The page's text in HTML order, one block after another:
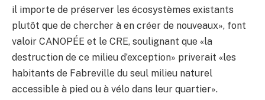
il importe de préserver les écosystèmes existants
plutôt que de chercher à en créer de nouveaux», font
valoir CANOPÉE et le CRE, soulignant que «la
destruction de ce milieu d’exception» priverait «les
habitants de Fabreville du seul milieu naturel
accessible à pied ou à vélo dans leur quartier».